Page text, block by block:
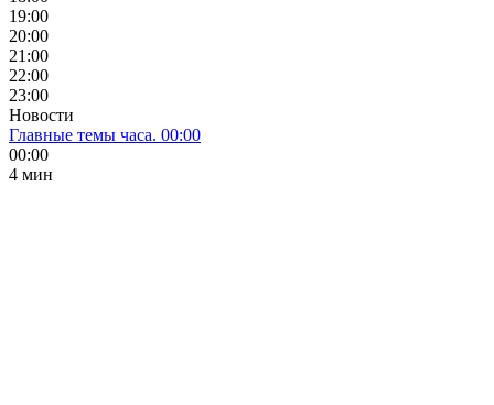
19:00
20:00
21:00
22:00
23:00
Новости
Главные темы часа. 00:00
00:00
4 мин